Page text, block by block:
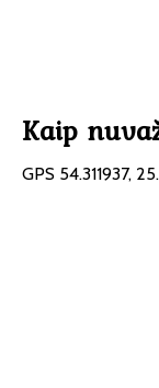
Kaip
GPS 54.311937,